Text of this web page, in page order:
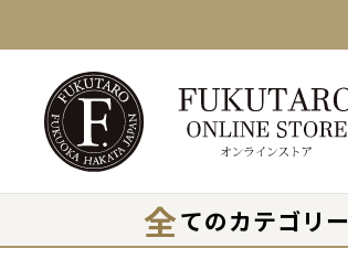
全てのカテゴリー